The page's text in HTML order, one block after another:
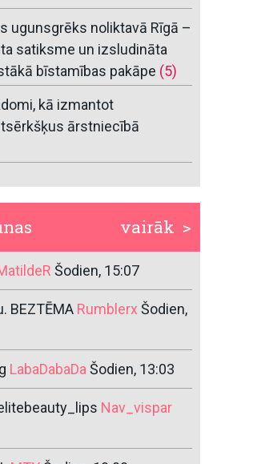
ugunsgrēks noliktavā Rīgā –
satiksme un izsludināta
bīstamības pakāpe (5)
kā izmantot
ārstniecībā
vairāk >
Šodien, 15:07
BEZTĒMA RumblerxŠodien,
LabaDabaDaŠodien, 13:03
Nav_vispar